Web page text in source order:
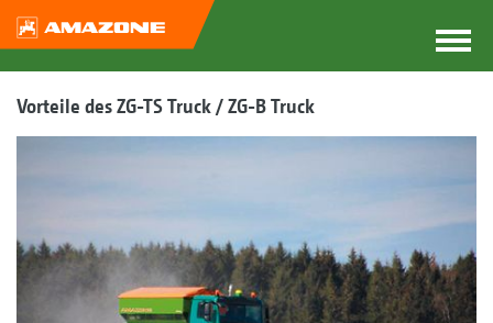
Vorteile des ZG-TS Truck / ZG-B Truck